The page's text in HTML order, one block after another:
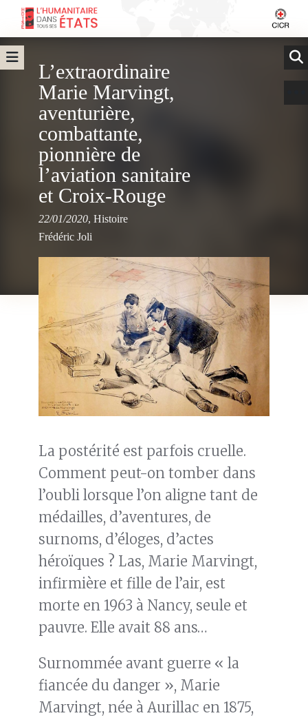
L’extraordinaire
Marie Marvingt,
aventurière,
combattante,
pionnière de
l’aviation sanitaire
et Croix-Rouge
22/01/2020, Histoire
Frédéric Joli
La postérité est parfois cruelle.
Comment peut-on tomber dans
l’oubli lorsque l’on aligne tant de
médailles, d’aventures, de
surnoms, d’éloges, d’actes
héroïques ? Las, Marie Marvingt,
infirmière et fille de l’air, est
morte en 1963 à Nancy, seule et
pauvre. Elle avait 88 ans…
Surnommée avant guerre « la
fiancée du danger », Marie
Marvingt, née à Aurillac en 1875,